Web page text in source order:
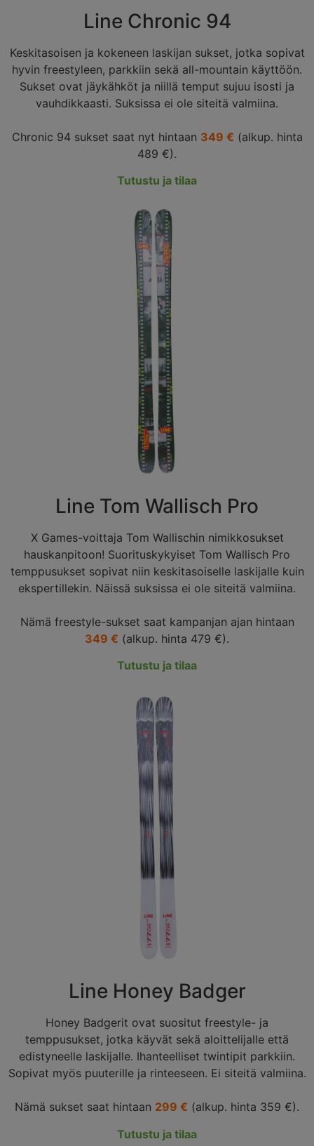
Line Chronic 94
Keskitasoisen ja kokeneen laskijan sukset, jotka sopivat
hyvin freestyleen, parkkiin sekä all-mountain käyttöön.
Sukset ovat jäykähköt ja niillä temput sujuu isosti ja
vauhdikkaasti. Suksissa ei ole siteitä valmiina.
Chronic 94 sukset saat nyt hintaan 349 € (alkup. hinta
489 €).
Tutustu ja tilaa
Line Tom Wallisch Pro
X Games-voittaja Tom Wallischin nimikkosukset
hauskanpitoon! Suorituskykyiset Tom Wallisch Pro
temppusukset sopivat niin keskitasoiselle laskijalle kuin
ekspertillekin. Näissä suksissa ei ole siteitä valmiina.
Nämä freestyle-sukset saat kampanjan ajan hintaan
349 € (alkup. hinta 479 €).
Tutustu ja tilaa
Line Honey Badger
Honey Badgerit ovat suositut freestyle- ja
temppusukset, jotka käyvät sekä aloittelijalle että
edistyneelle laskijalle. Ihanteelliset twintipit parkkiin.
Sopivat myös puuterille ja rinteeseen. Ei siteitä valmiina.
Nämä sukset saat hintaan 299 € (alkup. hinta 359 €).
Tutustu ja tilaa